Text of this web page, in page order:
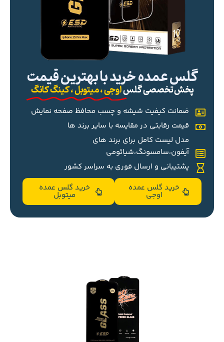
گلس عمده خرید با بهترین قیمت
پخش تخصصی گلساوجی ، میتوبل ، کینگ کانگ
ضمانت کیفیت شیشه و چسب محافظ صفحه نمایش
قیمت رقابتی در مقایسه با سایر برند ها
مدل لیست کامل برای برند های
آیفون،سامسونگ،شیائومی
پشتیبانی و ارسال فوری به سراسر کشور
خرید گلس عمده
اوجی
خرید گلس عمده
میتوبل